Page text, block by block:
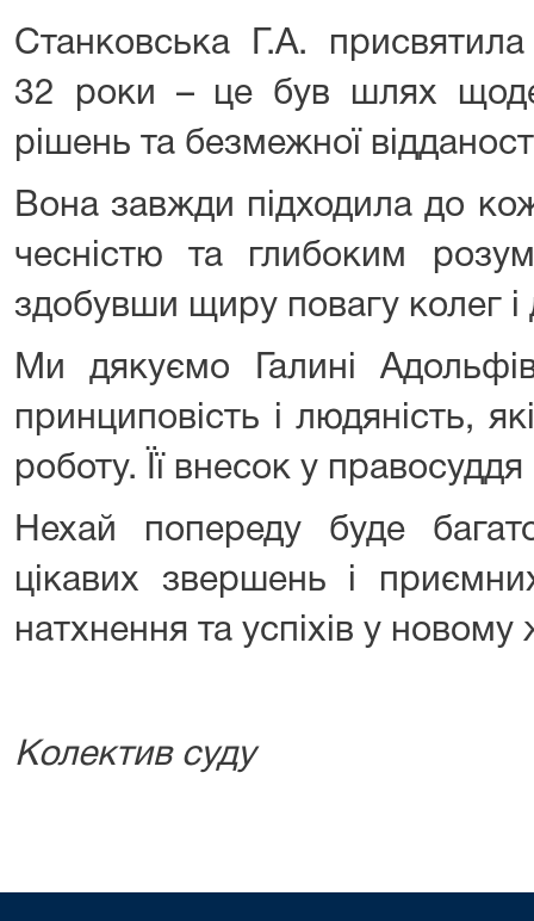
Станковська Г.А.
32 роки – це був шлях
рішень та безмежної
Вона завжди підходила до
чесністю та глибоким
здобувши щиру повагу колег і
Ми дякуємо Галині
принциповість і людяність,
роботу. Її внесок у
Нехай попереду буде
цікавих звершень і
натхнення та успіхів у новому
Колектив суду